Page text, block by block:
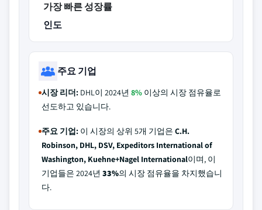
가장 빠른 성장률
인도
주요 기업
시장 리더: DHL이 2024년 8% 이상의 시장 점유율로
선도하고 있습니다.
주요 기업: 이 시장의 상위 5개 기업은 C.H.
Robinson, DHL, DSV, Expeditors International of
Washington, Kuehne+Nagel International이며, 이
기업들은 2024년 33%의 시장 점유율을 차지했습니
다.